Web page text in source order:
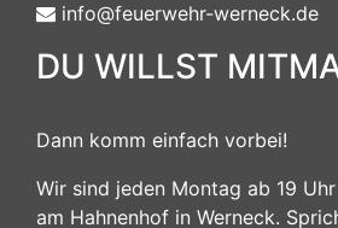
info@feuerwehr-werneck.de
DU WILLST
Dann komm einfach vorbei!
Wir sind jeden Montag ab 19
am Hahnenhof in Werneck.